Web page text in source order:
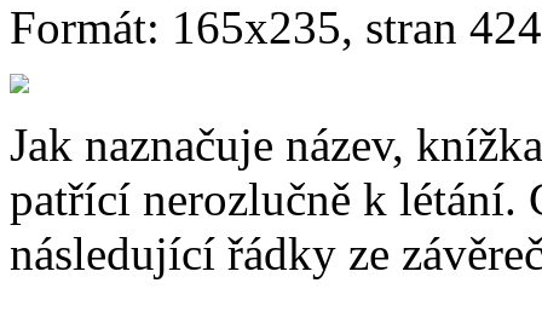
Formát: 165x235, stran
Jak naznačuje název,
patřící nerozlučně k létání.
následující řádky ze